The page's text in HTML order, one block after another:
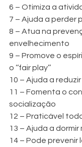
6 – Otimiza a
7 – Ajuda a perder
8 – Atua na
envelhecimento
9 – Promove o
o ‘‘fair play’’
10 – Ajuda a
11 – Fomenta o
socialização
12 – Praticável
13 – Ajuda a dormir
14 – Pode prevenir